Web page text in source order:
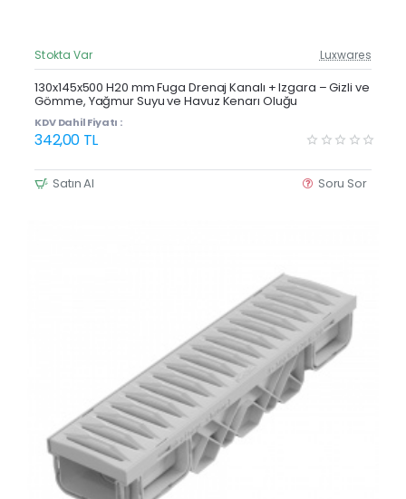
Güncel Fiyat
Yeni Ürün
Stokta Var Luxwares
130x145x500 H20 mm Fuga Drenaj Kanalı + Izgara – Gizli ve
Gömme, Yağmur Suyu ve Havuz Kenarı Oluğu
KDV Dahil Fiyatı :
342,00 TL
Satın Al Soru Sor